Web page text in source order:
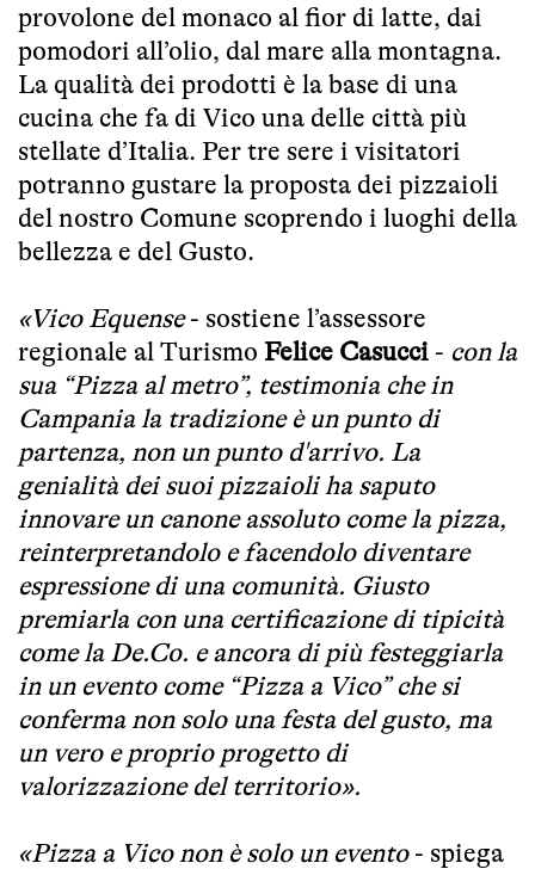
provolone del monaco al fior di latte, dai
pomodori all’olio, dal mare alla montagna.
La qualità dei prodotti è la base di una
cucina che fa di Vico una delle città più
stellate d’Italia. Per tre sere i visitatori
potranno gustare la proposta dei pizzaioli
del nostro Comune scoprendo i luoghi della
bellezza e del Gusto.
«Vico Equense- sostiene l’assessore
regionale al Turismo Felice Casucci - con la
sua “Pizza al metro”, testimonia che in
Campania la tradizione è un punto di
partenza, non un punto d'arrivo. La
genialità dei suoi pizzaioli ha saputo
innovare un canone assoluto come la pizza,
reinterpretandolo e facendolo diventare
espressione di una comunità. Giusto
premiarla con una certificazione di tipicità
come la De.Co. e ancora di più festeggiarla
in un evento come “Pizza a Vico” che si
conferma non solo una festa del gusto, ma
un vero e proprio progetto di
valorizzazione del territorio».
«Pizza a Vico non è solo un evento- spiega